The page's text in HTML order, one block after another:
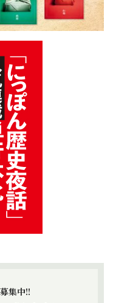
集中!!